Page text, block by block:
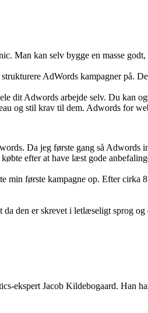
Man kan selv bygge en masse
AdWords kampagner på.
dit Adwords arbejde selv. Du kan
og stil krav til dem. Adwords for
Da jeg første gang så
efter at have læst gode
første kampagne op. Efter
den er skrevet i letlæseligt sprog
ekspert Jacob Kildebogaard. Han